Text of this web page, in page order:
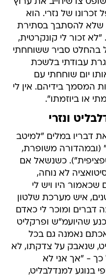
צו שיחייב את ערוץ
זכרונו של נזרי. הוא
שלא להסתבך בסתירת
זכור לי קונקרטית,
בהחלט סביר ששוחחתי
עבודתי בלשכת
יום שוחחתי עם
המסמך בידיהם. אין לי
או ביוזמתו".
ונזרי
דבריו במלים "למיטב
(ובמהדורה משופרת,
כשנשאל אם
לא נוחה,
שכאמור היו ויש לי
איש מערכת שלטון
דברים ומוכר לי כאדם
שהיועמ"ש ופרקליט
נאמנה גם בכל
שנאבק על צדקתו, לא
- "אך אני לא
בנוגע למנדלבליט,